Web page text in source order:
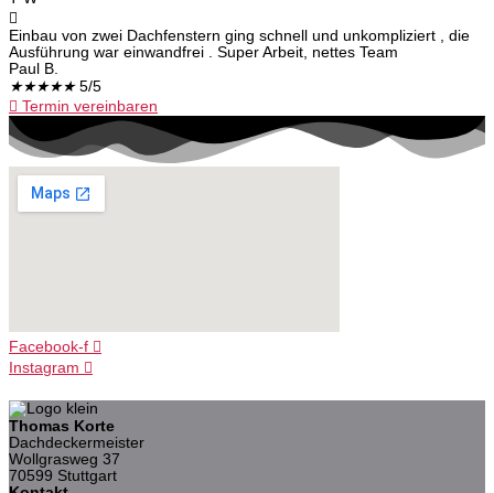
Einbau von zwei Dachfenstern ging schnell und unkompliziert , die
Ausführung war einwandfrei . Super Arbeit, nettes Team
Paul B.
★★★★★ 5/5
Termin vereinbaren
Facebook-f
Instagram
Thomas Korte
Dachdeckermeister
Wollgrasweg 37
70599 Stuttgart